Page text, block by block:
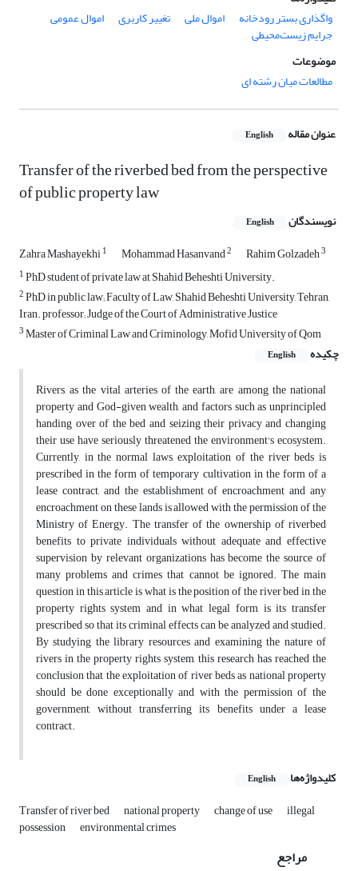
واگذاری بستر رودخانه‌
اموال ملی تغییر کاربری اموال عمومی
جرایم زیست‌محیطی
موضوعات
مطالعات میان رشته ای
عنوان مقاله English
Transfer of the riverbed bed from the perspective
of public property law
نویسندگان English
Zahra Mashayekhi1 Mohammad Hasanvand2 Rahim Golzadeh3
1PhD student of private law at Shahid Beheshti University.
2PhD in public law; Faculty of Law, Shahid Beheshti University, Tehran,
Iran. professor; Judge of the Court of Administrative Justice
3Master of Criminal Law and Criminology, Mofid University of Qom
چکیده
English
Rivers, as the vital arteries of the earth, are among the national
property and God-given wealth, and factors such as unprincipled
handing over of the bed and seizing their privacy and changing
their use have seriously threatened the environment's ecosystem.
Currently, in the normal laws, exploitation of the river beds is
prescribed in the form of temporary cultivation in the form of a
lease contract, and the establishment of encroachment and any
encroachment on these lands is allowed with the permission of the
Ministry of Energy. The transfer of the ownership of riverbed
benefits to private individuals without adequate and effective
supervision by relevant organizations has become the source of
many problems and crimes that cannot be ignored. The main
question in this article is what is the position of the river bed in the
property rights system and in what legal form is its transfer
prescribed so that its criminal effects can be analyzed and studied.
By studying the library resources and examining the nature of
rivers in the property rights system, this research has reached the
conclusion that the exploitation of river beds as national property
should be done exceptionally and with the permission of the
government, without transferring its benefits under a lease
contract.
کلیدواژه‌ها English
Transfer of river bed national property change of use illegal
possession environmental crimes
مراجع